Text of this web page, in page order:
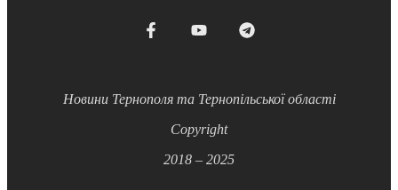
Новини Тернополя та Тернопільської області
Copyright
2018 – 2025